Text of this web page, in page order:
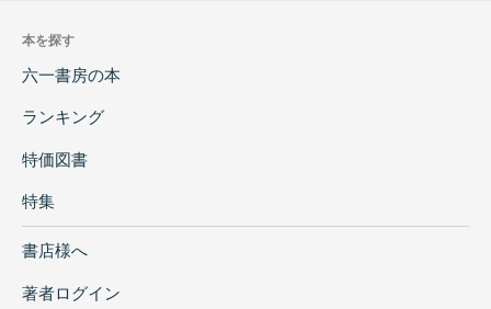
本を探す
六一書房の本
ランキング
特価図書
特集
書店様へ
著者ログイン